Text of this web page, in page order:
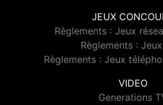
JEUX
Règlements : Jeux
Règlements :
Règlements : Jeux
VIDEO
Generations